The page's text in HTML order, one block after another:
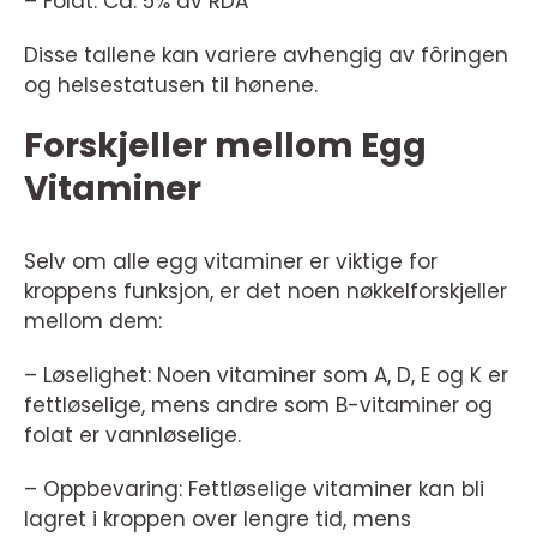
Disse tallene kan variere avhengig av fôringen
og helsestatusen til hønene.
Forskjeller mellom Egg
Vitaminer
Selv om alle egg vitaminer er viktige for
kroppens funksjon, er det noen nøkkelforskjeller
mellom dem:
– Løselighet: Noen vitaminer som A, D, E og K er
fettløselige, mens andre som B-vitaminer og
folat er vannløselige.
– Oppbevaring: Fettløselige vitaminer kan bli
lagret i kroppen over lengre tid, mens